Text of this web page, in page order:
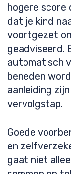
hogere score
dat je kind
voortgezet
geadviseerd.
automatisch
beneden
aanleiding
vervolgstap.
Goede
en
gaat niet